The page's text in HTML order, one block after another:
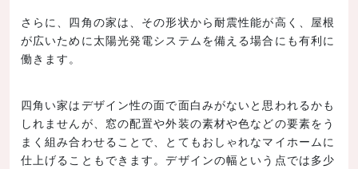
さらに、四角の家は、その形状から耐震性能が高く、屋根
が広いために太陽光発電システムを備える場合にも有利に
働きます。
四角い家はデザイン性の面で面白みがないと思われるかも
しれませんが、窓の配置や外装の素材や色などの要素をう
まく組み合わせることで、とてもおしゃれなマイホームに
仕上げることもできます。デザインの幅という点では多少